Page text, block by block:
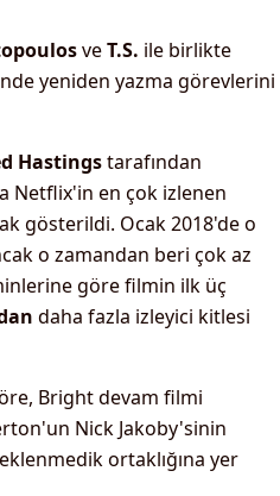
veT.S. ile birlikte
yeniden yazma görevlerini
Hastingstarafından
Netflix'in en çok izlenen
gösterildi. Ocak 2018'de o
o zamandan beri çok az
göre filmin ilk üç
daha fazla izleyici kitlesi
Bright devam filmi
Nick Jakoby'sinin
ortaklığına yer